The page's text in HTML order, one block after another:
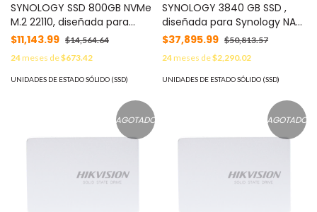
SYNOLOGY SSD 800GB NVMe
M.2 22110, diseñada para
Synology NAS con ranuras
M.2 integradas MOD:
SNV3510800G
$11,143.99 $14,564.64
24meses de$673.42
UNIDADES DE ESTADO SÓLIDO (SSD)
SYNOLOGY 3840 GB SSD ,
diseñada para Synology NAS
MOD: SAT52103840G
$37,895.99 $50,813.57
24meses de$2,290.02
UNIDADES DE ESTADO SÓLIDO (SSD)
AGOTADO AGOTADO